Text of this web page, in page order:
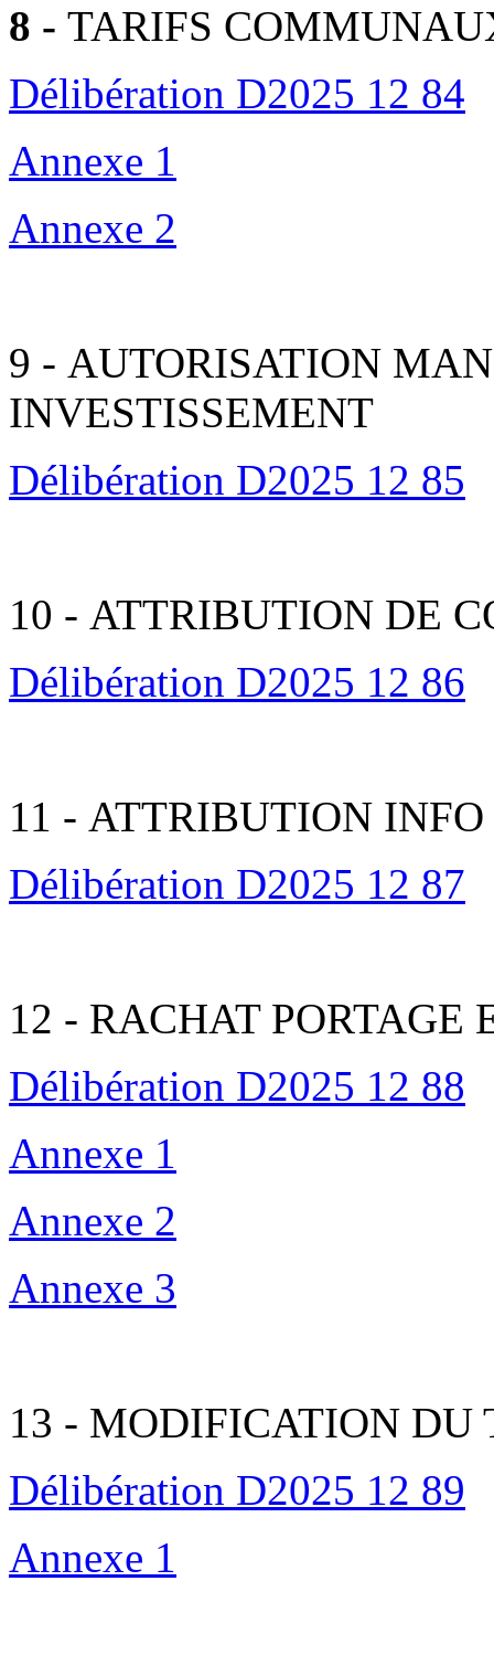
8 - TARIFS
Délibération D2025 12 84
Annexe 1
Annexe 2
9 - AUTORISATION
INVESTISSEMENT
Délibération D2025 12 85
10 - ATTRIBUTION DE
Délibération D2025 12 86
11 - ATTRIBUTION
Délibération D2025 12 87
12 - RACHAT PORTAGE
Délibération D2025 12 88
Annexe 1
Annexe 2
Annexe 3
13 - MODIFICATION DU
Délibération D2025 12 89
Annexe 1